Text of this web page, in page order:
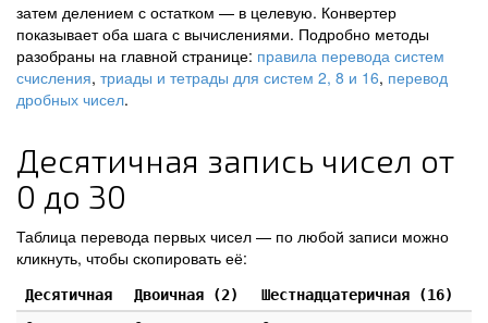
затем делением с остатком — в целевую. Конвертер
показывает оба шага с вычислениями. Подробно методы
разобраны на главной странице: правила перевода систем
счисления, триады и тетрады для систем 2, 8 и 16, перевод
дробных чисел.
Десятичная запись чисел от
0 до 30
Таблица перевода первых чисел — по любой записи можно
кликнуть, чтобы скопировать её:
Десятичная Двоичная (2)
Шестнадцатеричная (16)